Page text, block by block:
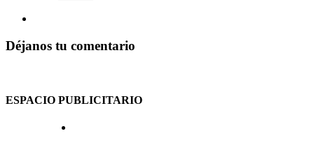
Déjanos tu comentario
ESPACIO PUBLICITARIO